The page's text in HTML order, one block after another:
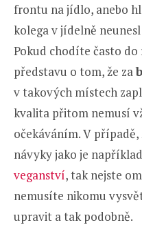
frontu na jídlo, anebo
kolega v jídelně
Pokud chodíte často
představu o tom, že za
v takových místech
kvalita přitom nemusí
očekáváním. V
návyky jako je například
veganství, tak nejste
nemusíte nikomu
upravit a tak podobně.